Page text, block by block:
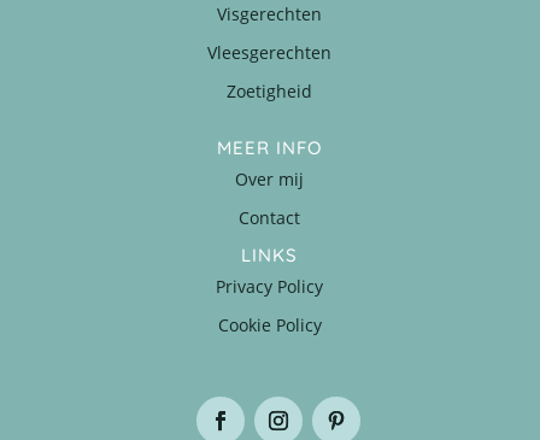
Visgerechten
Vleesgerechten
Zoetigheid
MEER INFO
Over mij
Contact
LINKS
Privacy Policy
Cookie Policy